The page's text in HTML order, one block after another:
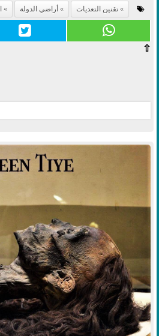
تقنين التعديات أراضي الدولة
⇧